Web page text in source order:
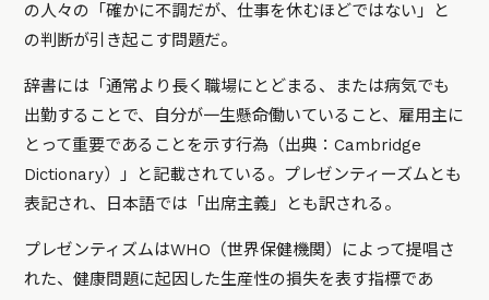
の人々の「確かに不調だが、仕事を休むほどではない」と
の判断が引き起こす問題だ。
辞書には「通常より長く職場にとどまる、または病気でも
出勤することで、自分が一生懸命働いていること、雇用主に
とって重要であることを示す行為（出典：Cambridge
Dictionary）」と記載されている。プレゼンティーズムとも
表記され、日本語では「出席主義」とも訳される。
プレゼンティズムはWHO（世界保健機関）によって提唱さ
れた、健康問題に起因した生産性の損失を表す指標であ